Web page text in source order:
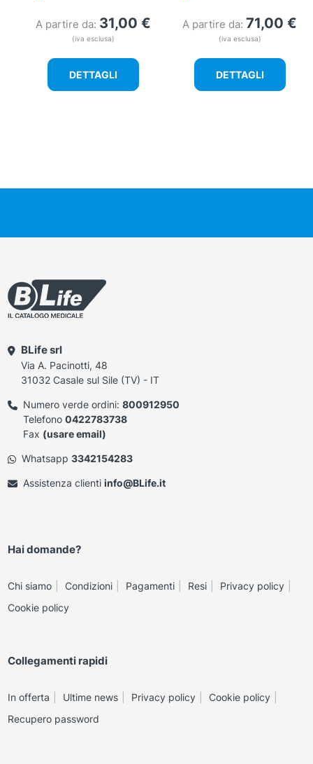
A partire da: 31,00 €
(iva esclusa)
DETTAGLI
A partire da: 71,00 €
(iva esclusa)
DETTAGLI
BLife srl
Via A. Pacinotti, 48
31032 Casale sul Sile (TV) - IT
Numero verde ordini: 800912950
Telefono 0422783738
Fax (usare email)
Whatsapp 3342154283
Assistenza clienti info@BLife.it
Hai domande?
Chi siamo Condizioni Pagamenti Resi
Privacy policy
Cookie policy
Collegamenti rapidi
In offerta Ultime news Privacy policy
Cookie policy
Recupero password